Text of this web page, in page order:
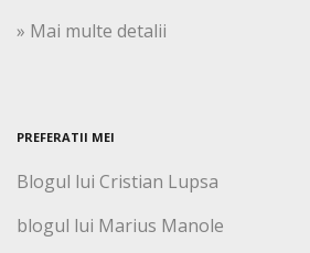
» Mai multe detalii
PREFERATII MEI
Blogul lui Cristian Lupsa
blogul lui Marius Manole